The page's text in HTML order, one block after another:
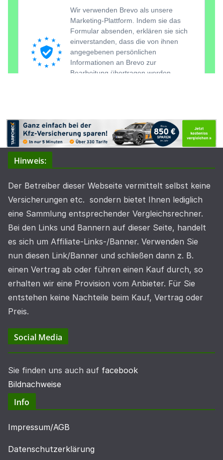
Hinweis:
Der Betreiber dieser Webseite vermittelt selbst keine
Versicherungen etc. sondern bietet Ihnen lediglich
eine Sammlung entsprechender Vergleichsrechner.
Bei den Links und Bannern auf dieser Seite, handelt
es sich um Affiliate-Links-/Banner. Verwenden Sie
nun diesen Link/Banner und schließen dann z. B.
einen Vertrag ab oder führen einen Kauf durch, so
erhalten wir eine Provision vom Anbieter. Für Sie
entstehen keine Nachteile beim Kauf, Vertrag oder
Preis.
Social Media
Sie finden uns auch auf facebook
Bildnachweise
Info
Impressum/AGB
Datenschutzerklärung